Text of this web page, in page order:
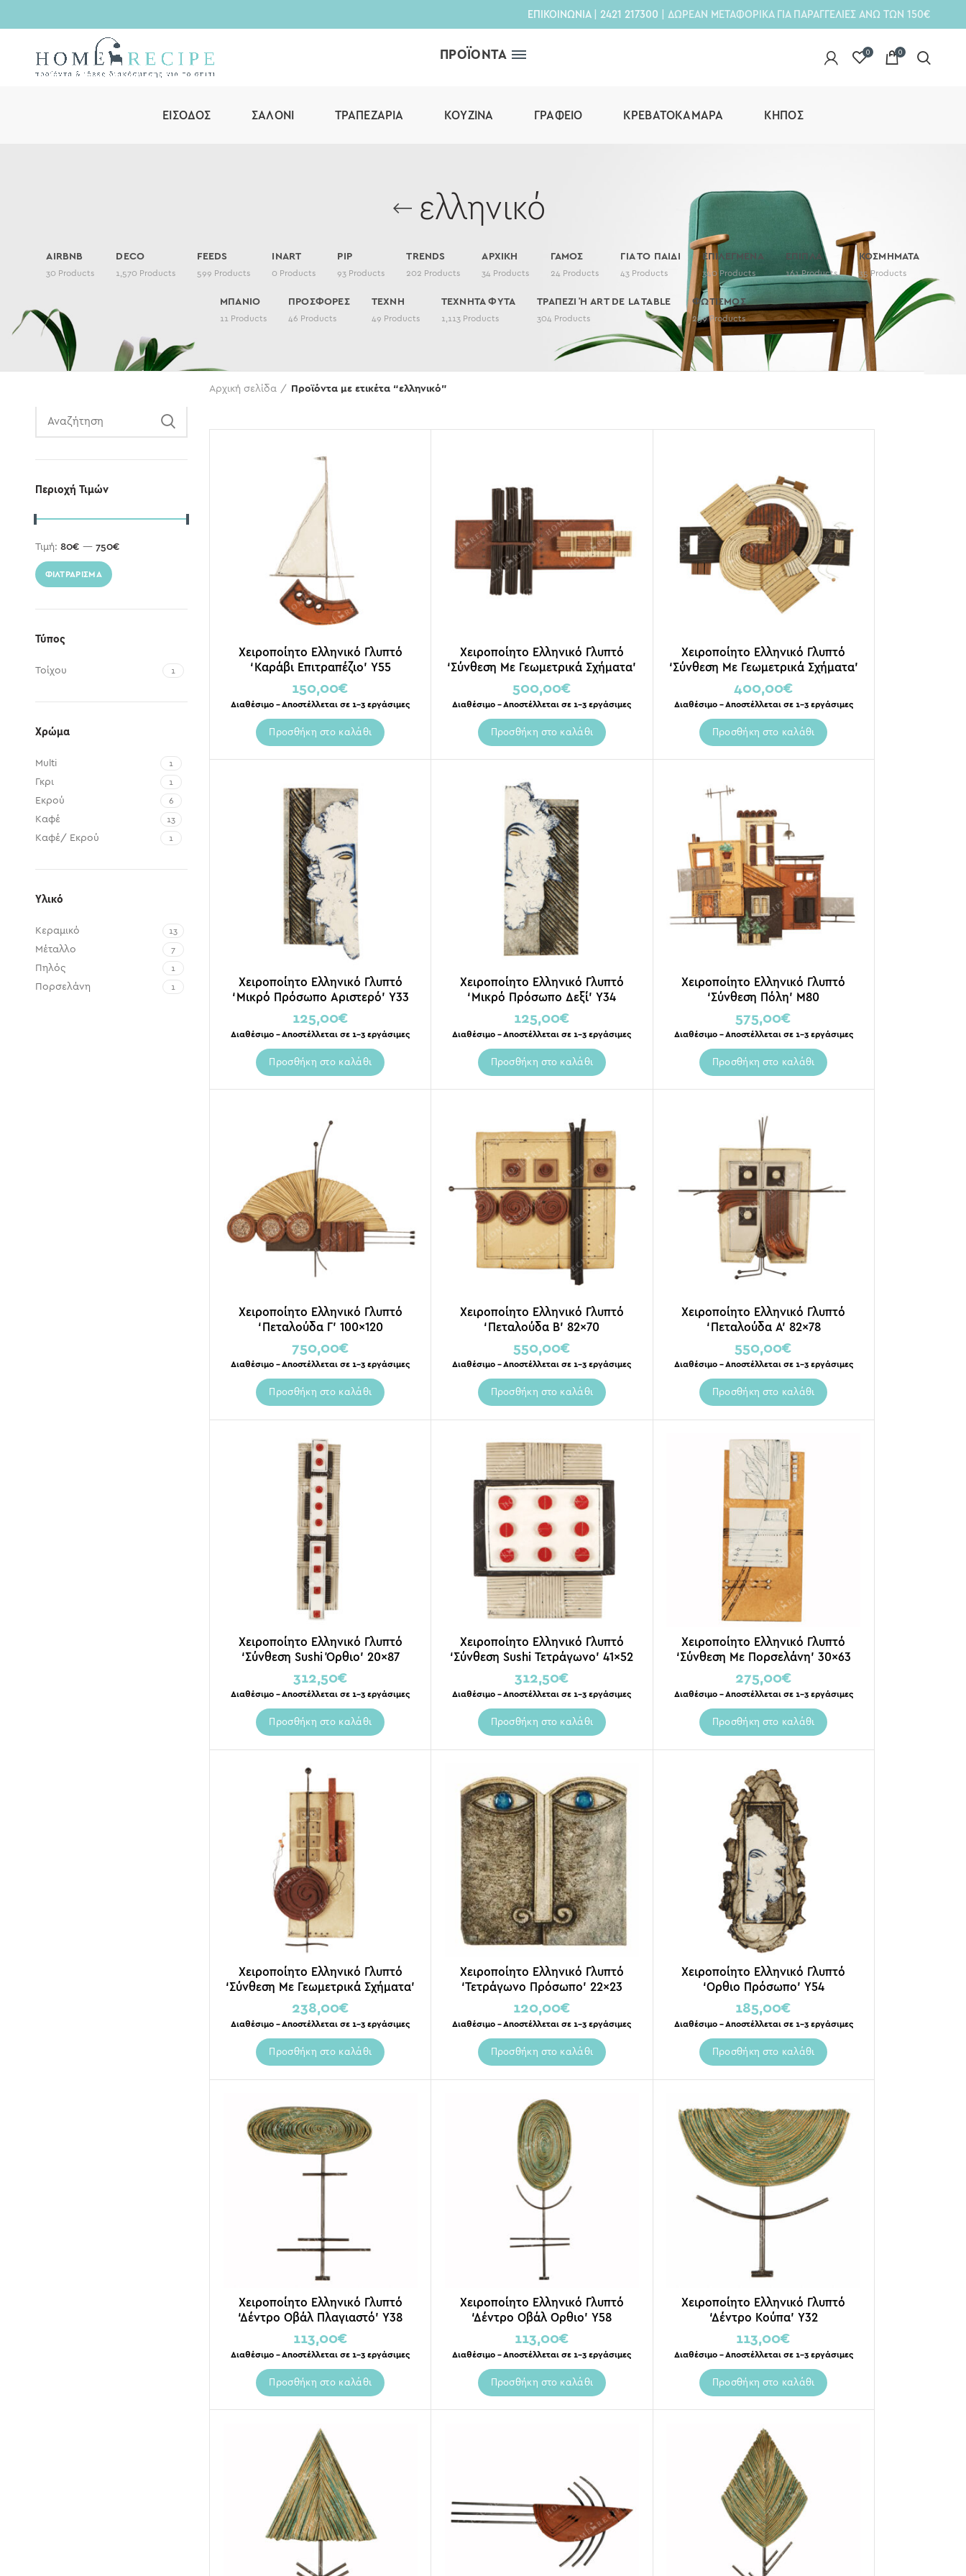
ΕΠΙΚΟΙΝΩΝΙΑ| 2421 217300 | ΔΩΡΕΑΝ ΜΕΤΑΦΟΡΙΚΑ ΓΙΑ ΠΑΡΑΓΓΕΛΙΕΣ ΑΝΩ ΤΩΝ 150€
ΠΡΟΪΟΝΤΑ 0 0
ΕΊΣΟΔΟΣ ΣΑΛΌΝΙ ΤΡΑΠΕΖΑΡΊΑ ΚΟΥΖΊΝΑ ΓΡΑΦΕΊΟ ΚΡΕΒΑΤΟΚΆΜΑΡΑ ΚΉΠΟΣ
ελληνικό
AIRBNB
30 Products
DECO
1,570 Products
FEEDS
599 Products
INART
0 Products
PIP
93 Products
TRENDS
202 Products
ΑΡΧΙΚΗ
34 Products
ΓΑΜΟΣ
24 Products
ΓΙΑ ΤΟ ΠΑΙΔΙ
43 Products
ΕΠΙΛΕΓΜΕΝΑ
340 Products
ΕΠΙΠΛΑ
161 Products
ΚΟΣΜΗΜΑΤΑ
35 Products
ΜΠΑΝΙΟ
11 Products
ΠΡΟΣΦΟΡΕΣ
46 Products
ΤΕΧΝΗ
49 Products
ΤΕΧΝΗΤΑ ΦΥΤΑ
1,113 Products
ΤΡΑΠΕΖΙ Ή ART DE LA TABLE
304 Products
ΦΩΤΙΣΜΟΣ
259 Products
Περιοχή Τιμών
ΦΙΛΤΡΆΡΙΣΜΑ
Τιμή: 80€ — 750€
Τύπος
Τοίχου 1
Χρώμα
Multi 1
Γκρι 1
Εκρού 6
Καφέ 13
Καφέ/ Εκρού 1
Μαύρο
Πράσινο 5
Υλικό
Κεραμικό 13
Μέταλλο 7
Πηλός 1
Πορσελάνη 1
Αρχική σελίδα Προϊόντα με ετικέτα “ελληνικό”
Χειροποίητο Ελληνικό Γλυπτό
‘Καράβι Επιτραπέζιο’ Y55
150,00€
Διαθέσιμο – Αποστέλλεται σε 1-3 εργάσιμες
Προσθήκη στο καλάθι
Χειροποίητο Ελληνικό Γλυπτό
‘Σύνθεση Με Γεωμετρικά Σχήματα’
Μ39 Υ63
500,00€
Διαθέσιμο – Αποστέλλεται σε 1-3 εργάσιμες
Προσθήκη στο καλάθι
Χειροποίητο Ελληνικό Γλυπτό
‘Σύνθεση Με Γεωμετρικά Σχήματα’
41×55
400,00€
Διαθέσιμο – Αποστέλλεται σε 1-3 εργάσιμες
Προσθήκη στο καλάθι
Χειροποίητο Ελληνικό Γλυπτό
‘Μικρό Πρόσωπο Αριστερό’ Y33
125,00€
Διαθέσιμο – Αποστέλλεται σε 1-3 εργάσιμες
Προσθήκη στο καλάθι
Χειροποίητο Ελληνικό Γλυπτό
‘Μικρό Πρόσωπο Δεξί’ Y34
125,00€
Διαθέσιμο – Αποστέλλεται σε 1-3 εργάσιμες
Προσθήκη στο καλάθι
Χειροποίητο Ελληνικό Γλυπτό
‘Σύνθεση Πόλη’ Μ80
575,00€
Διαθέσιμο – Αποστέλλεται σε 1-3 εργάσιμες
Προσθήκη στο καλάθι
Χειροποίητο Ελληνικό Γλυπτό
‘Πεταλούδα Γ’ 100×120
750,00€
Διαθέσιμο – Αποστέλλεται σε 1-3 εργάσιμες
Προσθήκη στο καλάθι
Χειροποίητο Ελληνικό Γλυπτό
‘Πεταλούδα Β’ 82×70
550,00€
Διαθέσιμο – Αποστέλλεται σε 1-3 εργάσιμες
Προσθήκη στο καλάθι
Χειροποίητο Ελληνικό Γλυπτό
‘Πεταλούδα Α’ 82×78
550,00€
Διαθέσιμο – Αποστέλλεται σε 1-3 εργάσιμες
Προσθήκη στο καλάθι
Χειροποίητο Ελληνικό Γλυπτό
‘Σύνθεση Sushi Όρθιο’ 20×87
312,50€
Διαθέσιμο – Αποστέλλεται σε 1-3 εργάσιμες
Προσθήκη στο καλάθι
Χειροποίητο Ελληνικό Γλυπτό
‘Σύνθεση Sushi Τετράγωνο’ 41×52
312,50€
Διαθέσιμο – Αποστέλλεται σε 1-3 εργάσιμες
Προσθήκη στο καλάθι
Χειροποίητο Ελληνικό Γλυπτό
‘Σύνθεση Με Πορσελάνη’ 30×63
275,00€
Διαθέσιμο – Αποστέλλεται σε 1-3 εργάσιμες
Προσθήκη στο καλάθι
Χειροποίητο Ελληνικό Γλυπτό
‘Σύνθεση Με Γεωμετρικά Σχήματα’
37×55
238,00€
Διαθέσιμο – Αποστέλλεται σε 1-3 εργάσιμες
Προσθήκη στο καλάθι
Χειροποίητο Ελληνικό Γλυπτό
‘Τετράγωνο Πρόσωπο’ 22×23
120,00€
Διαθέσιμο – Αποστέλλεται σε 1-3 εργάσιμες
Προσθήκη στο καλάθι
Χειροποίητο Ελληνικό Γλυπτό
‘Ορθιο Πρόσωπο’ Y54
185,00€
Διαθέσιμο – Αποστέλλεται σε 1-3 εργάσιμες
Προσθήκη στο καλάθι
Χειροποίητο Ελληνικό Γλυπτό
‘Δέντρο Οβάλ Πλαγιαστό’ Y38
113,00€
Διαθέσιμο – Αποστέλλεται σε 1-3 εργάσιμες
Προσθήκη στο καλάθι
Χειροποίητο Ελληνικό Γλυπτό
‘Δέντρο Οβάλ Ορθιο’ Y58
113,00€
Διαθέσιμο – Αποστέλλεται σε 1-3 εργάσιμες
Προσθήκη στο καλάθι
Χειροποίητο Ελληνικό Γλυπτό
‘Δέντρο Κούπα’ Y32
113,00€
Διαθέσιμο – Αποστέλλεται σε 1-3 εργάσιμες
Προσθήκη στο καλάθι